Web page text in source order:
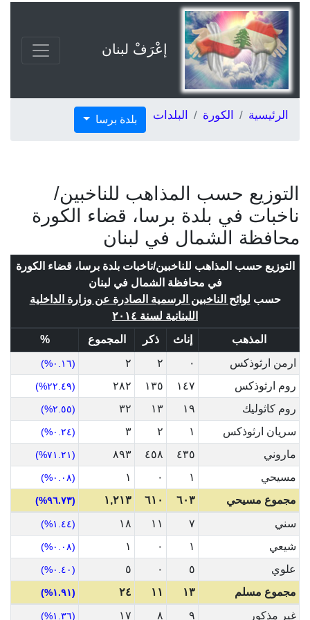
إعْرَفْ لبنان
الرئيسية الكورة البلدات بلدة برسا
التوزيع حسب المذاهب للناخبين/
ناخبات في بلدة برسا، قضاء الكورة
محافظة الشمال في لبنان
التوزيع حسب المذاهب للناخبين/ناخبات بلدة برسا، قضاء الكورة
في محافظة الشمال في لبنان
حسب لوائح الناخبين الرسمية الصادرة عن وزارة الداخلية
اللبنانية لسنة ٢٠١٤
المذهب
إناث ذكر المجموع
%
ارمن ارثوذكس
٠ ٢ ٢ (٠.١٦%)
روم ارثوذكس ١٤٧ ١٣٥ ٢٨٢ (٢٢.٤٩%)
روم كاثوليك ١٩ ١٣ ٣٢ (٢.٥٥%)
سريان ارثوذكس ١ ٢ ٣ (٠.٢٤%)
ماروني ٤٣٥ ٤٥٨ ٨٩٣ (٧١.٢١%)
مسيحي ١ ٠ ١ (٠.٠٨%)
مجموع مسيحي ٦٠٣ ٦١٠ ١,٢١٣ (٩٦.٧٣%)
سني ٧ ١١ ١٨ (١.٤٤%)
شيعي ١ ٠ ١ (٠.٠٨%)
علوي ٥ ٠ ٥ (٠.٤٠%)
مجموع مسلم ١٣ ١١ ٢٤ (١.٩١%)
غير مذكور ٩ ٨ ١٧ (١.٣٦%)